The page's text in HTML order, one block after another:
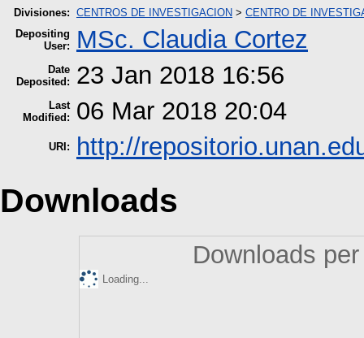
Divisiones: CENTROS DE INVESTIGACION > CENTRO DE
Depositing
User:
MSc. Claudia Cortez
Date
Deposited:
23 Jan 2018 16:56
Last
Modified:
06 Mar 2018 20:04
URI: http://
Downloads
Downloads
Loading...